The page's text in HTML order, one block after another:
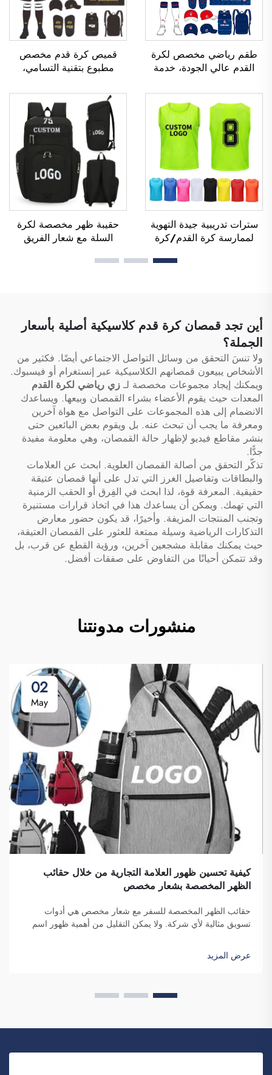
طقم رياضي مخصص لكرة
القدم عالي الجودة، خدمة
قمصان رياضية مخصصة
لكرة القدم، أطقم زي رياضي
لكرة القدم، قمصان رياضية
مصنوعة باستخدام تقنية
التسامي
قميص كرة قدم مخصص
مطبوع بتقنية التسامي،
تيشيرتات كرة قدم، زي
رياضي لكرة القدم، قميص
كرة قدم، ملابس كرة قدم،
قميص كرة قدم
سترات تدريبية جيدة التهوية
لممارسة كرة القدم/كرة
سترات تحديد الفرق (Bibs)،
حقيبة ظهر مخصصة لكرة
السلة مع شعار الفريق
الاستخدام، مدرسية، حرارية،
أين تجد قمصان كرة قدم كلاسيكية أصلية بأسعار
الجملة؟
ولا تنسَ التحقق من وسائل التواصل الاجتماعي أيضًا. فكثير من
الأشخاص يبيعون قمصانهم الكلاسيكية عبر إنستغرام أو فيسبوك.
ويمكنك إيجاد مجموعات مخصصة لـ زي رياضي لكرة القدم
المعدات حيث يقوم الأعضاء بشراء القمصان وبيعها. ويساعدك
الانضمام إلى هذه المجموعات على التواصل مع هواة آخرين
ومعرفة ما يجب أن تبحث عنه. بل ويقوم بعض البائعين حتى
بنشر مقاطع فيديو لإظهار حالة القمصان، وهي معلومة مفيدة
جدًّا.
تذكّر التحقق من أصالة القمصان العلوية. ابحث عن العلامات
والبطاقات وتفاصيل الغرز التي تدل على أنها قمصان عتيقة
حقيقية. المعرفة قوة، لذا ابحث في الفِرق أو الحقب الزمنية
التي تهمك. ويمكن أن يساعدك هذا في اتخاذ قرارات مستنيرة
وتجنب المنتجات المزيفة. وأخيرًا، قد يكون حضور معارض
التذكارات الرياضية وسيلة ممتعة للعثور على القمصان العتيقة،
حيث يمكنك مقابلة مشجعين آخرين، ورؤية القطع عن قرب، بل
وقد تتمكن أحيانًا من التفاوض على صفقات أفضل.
منشورات مدونتنا
02
May
كيفية تحسين ظهور العلامة التجارية من خلال حقائب
الظهر المخصصة بشعار مخصص
حقائب الظهر المخصصة للسفر مع شعار مخصص هي أدوات
تسويق مثالية لأي شركة. ولا يمكن التقليل من أهمية ظهور اسم
الشخص حقيبتك على ظهره...
عرض المزيد